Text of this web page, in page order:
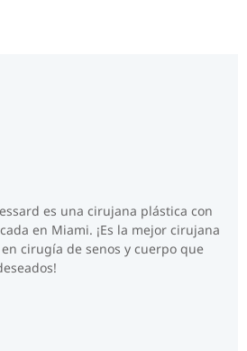
es una cirujana plástica con
en Miami. ¡Es la mejor cirujana
cirugía de senos y cuerpo que